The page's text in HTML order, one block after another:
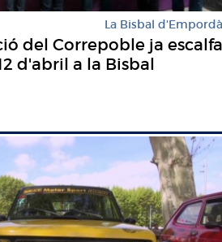
La Bisbal d'Empordà
del Correpoble ja escalfa
d'abril a la Bisbal